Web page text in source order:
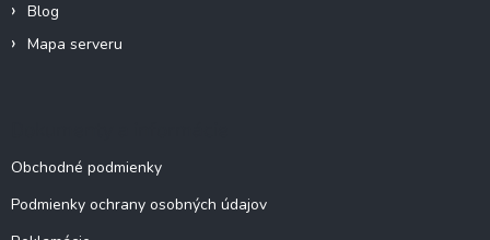
Blog
Mapa serveru
Obchodné podmienky
Podmienky ochrany osobných údajov